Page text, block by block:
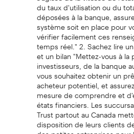
du taux d'utilisation ou du
déposées à la banque,
système soit en place pour
vérifier facilement ces
temps réel." 2. Sachez lire
et un bilan "Mettez-vous à la
investisseurs, de la banque
vous souhaitez obtenir un
acheteur potentiel, et
mesure de comprendre et
états financiers. Les
Trust partout au Canada
disposition de leurs clients
des petites entreprises pour